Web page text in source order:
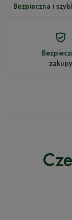
Bezpieczna i
zakupy